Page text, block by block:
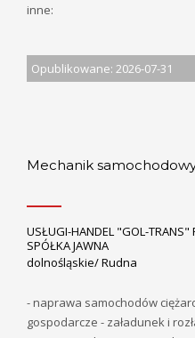
inne:
Opublikowane: 2026-07-31
Mechanik
USŁUGI-HANDEL "GOL-TRANS"
SPÓŁKA JAWNA
dolnośląskie/ Rudna
- naprawa samochodów
gospodarcze - załadunek i